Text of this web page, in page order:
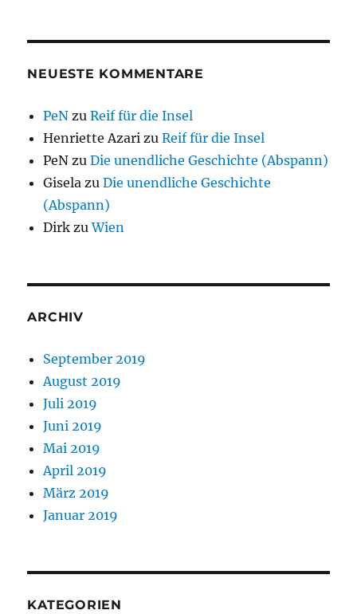
NEUESTE KOMMENTARE
PeN zuReif für die Insel
Henriette Azari zuReif für die Insel
PeN zuDie unendliche Geschichte (Abspann)
Gisela zuDie unendliche Geschichte
(Abspann)
Dirk zuWien
ARCHIV
September 2019
August 2019
Juli 2019
Juni 2019
Mai 2019
April 2019
März 2019
Januar 2019
KATEGORIEN